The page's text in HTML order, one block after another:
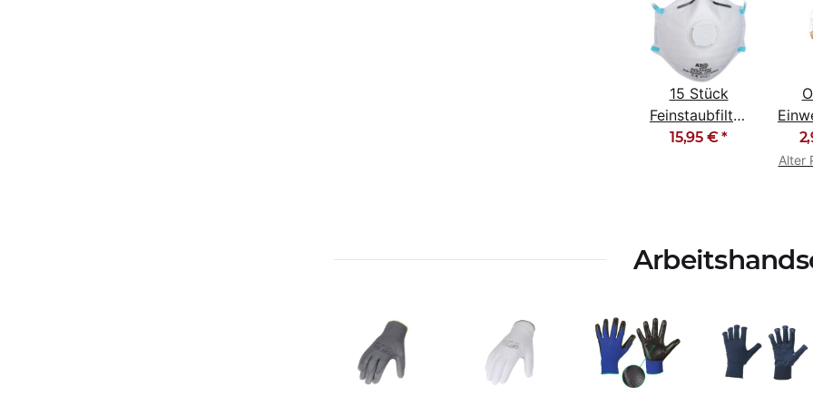
15 Stück
Feinstaubfiltermaske
Staubmaske
15,95 €*
Alter